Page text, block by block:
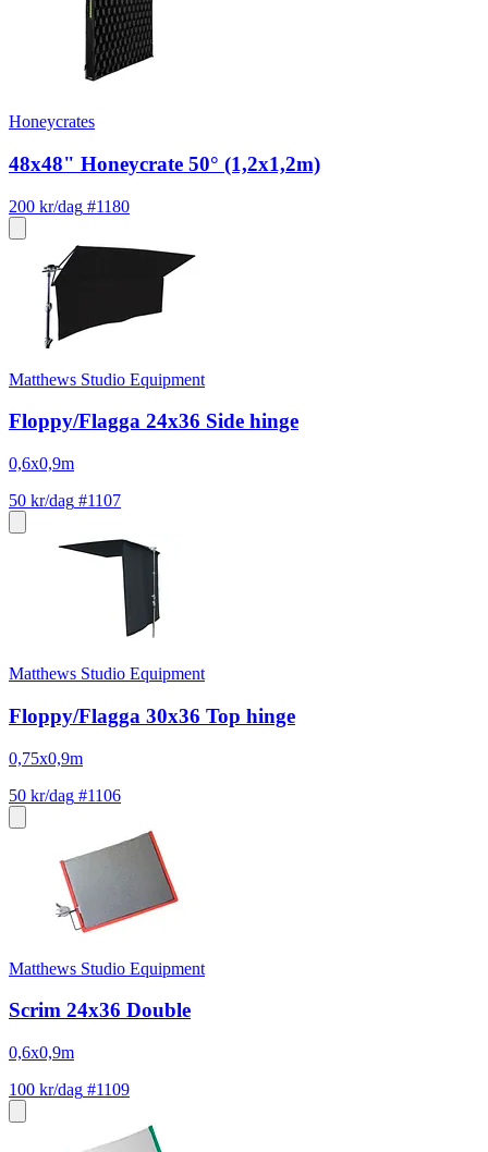
Honeycrates
48x48" Honeycrate 50° (1,2x1,2m)
200 kr/dag #1180
Matthews Studio Equipment
Floppy/Flagga 24x36 Side hinge
0,6x0,9m
50 kr/dag #1107
Matthews Studio Equipment
Floppy/Flagga 30x36 Top hinge
0,75x0,9m
50 kr/dag #1106
Matthews Studio Equipment
Scrim 24x36 Double
0,6x0,9m
100 kr/dag #1109